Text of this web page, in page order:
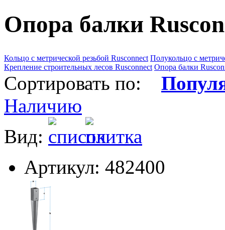
Опора балки
Кольцо с метрической резьбой Rusconnect Полукольцо с
Крепление строительных лесов Rusconnect Опора балки
Сортировать по:
Наличию
Вид:
Артикул: 482400